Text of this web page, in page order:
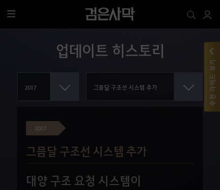
전
체
업데이트 히스토리
2017
그믐달 구조선 시스템 추가
대양 구조 요청 시스템이
추천 가이드 보기